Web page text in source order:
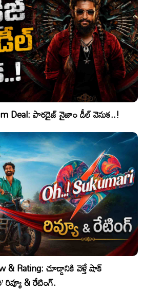
Deal: పారడైజ్ నైజాం డీల్ వెనుక..!
& Rating: చూడ్డానికి వెళ్తే షాక్
రివ్యూ & రేటింగ్.